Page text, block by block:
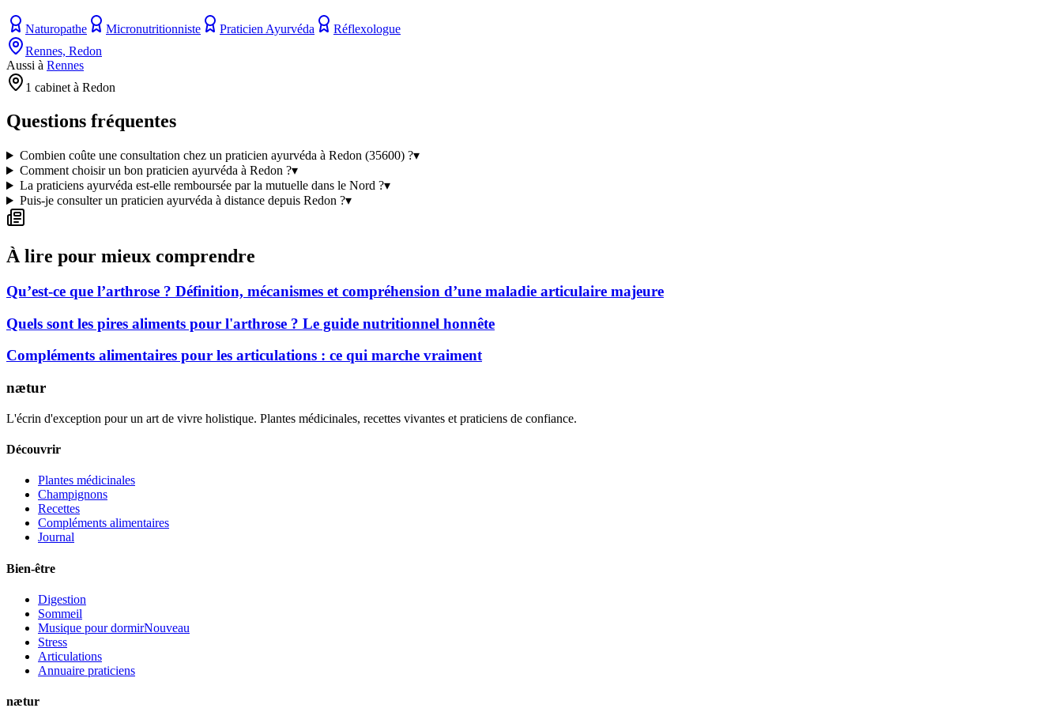
Naturopathe Micronutritionniste Praticien Ayurvéda
Réflexologue
Rennes, Redon
Aussi à Rennes
1 cabinet à Redon
Questions fréquentes
Combien coûte une consultation chez un praticien ayurvéda à Redon (35600) ?▾
Comment choisir un bon praticien ayurvéda à Redon ?▾
La praticiens ayurvéda est-elle remboursée par la mutuelle dans le Nord ?▾
Puis-je consulter un praticien ayurvéda à distance depuis Redon ?▾
À lire pour mieux comprendre
Qu’est-ce que l’arthrose ? Définition, mécanismes et compréhension d’une maladie articulaire majeure
Quels sont les pires aliments pour l'arthrose ? Le guide nutritionnel honnête
Compléments alimentaires pour les articulations : ce qui marche vraiment
nætur
L'écrin d'exception pour un art de vivre holistique. Plantes médicinales, recettes vivantes et praticiens de confiance.
Découvrir
Plantes médicinales
Champignons
Recettes
Compléments alimentaires
Journal
Bien-être
Digestion
Sommeil
Musique pour dormirNouveau
Stress
Articulations
Annuaire praticiens
nætur